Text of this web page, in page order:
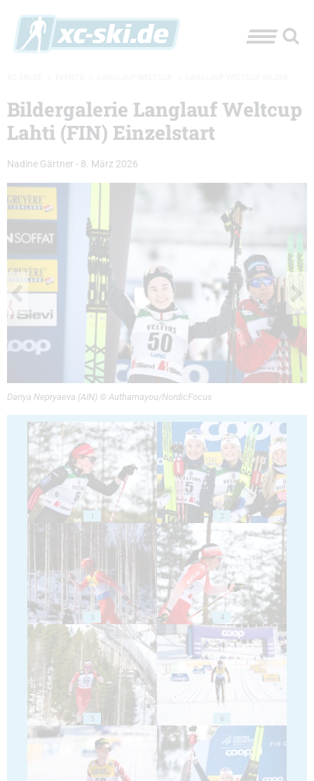
Bildergalerie Langlauf Weltcup
Lahti (FIN) Einzelstart
Nadine Gärtner - 8. März 2026
Dariya Nepryaeva (AIN) © Authamayou/NordicFocus
1 2
3 4
5 6